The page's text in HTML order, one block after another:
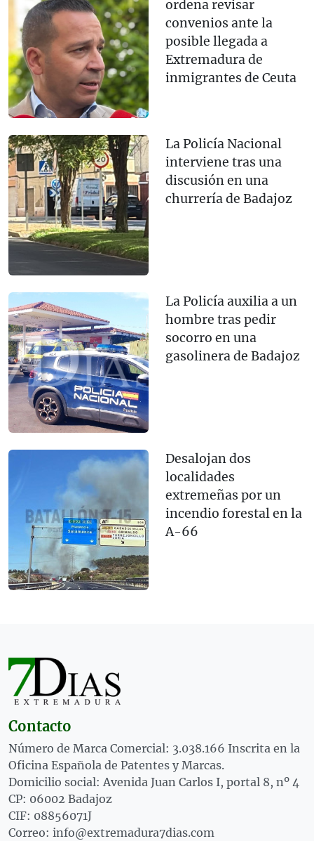
ordena revisar
convenios ante la
posible llegada a
Extremadura de
inmigrantes de Ceuta
La Policía Nacional
interviene tras una
discusión en una
churrería de Badajoz
La Policía auxilia a un
hombre tras pedir
socorro en una
gasolinera de Badajoz
Desalojan dos
localidades
extremeñas por un
incendio forestal en la
A-66
Contacto
Número de Marca Comercial: 3.038.166 Inscrita en la
Oficina Española de Patentes y Marcas.
Domicilio social: Avenida Juan Carlos I, portal 8, nº 4
CP: 06002 Badajoz
CIF: 08856071J
Correo: info@extremadura7dias.com